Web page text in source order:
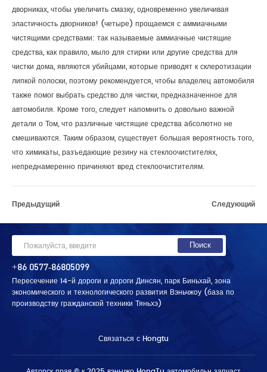
дворниках, чтобы увеличить смазку, одновременно увеличивая
эластичность дворников! (четыре) прощаемся с аммиачными
чистящими средствами: так называемые аммиачные чистящие
средства, как правило, мыло для стирки или другие средства для
чистки дома, являются убийцами, которые приводят к склеротизации
липкой полоски, поэтому рекомендуется, чтобы владелец автомобиля
также помог выбрать средство для чистки, предназначенное для
автомобиля. Кроме того, следует напомнить о довольно важной
детали о Том, что различные чистящие средства абсолютно не
смешиваются. Таким образом, существует большая вероятность того,
что химикаты, разъедающие резину на стеклоочистителях,
непреднамеренно причиняют вред стеклоочистителям.
Предыдущий Следующий
+86 0577-86805099
Пересечение 14-й дороги и дороги Динсян, парк Биньхай, зона
экономического и технологического развития Вэньчжоу (база по
производству гражданской техники Тяньхэ)
Связаться с Hongtu